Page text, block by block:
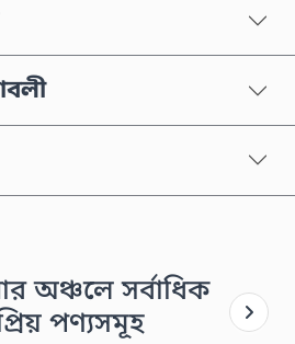
অঞ্চলে সর্বাধিক
পণ্যসমূহ